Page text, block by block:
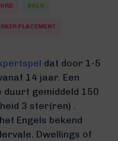
SOLO
PLACEMENT
dat door 1-5
14 jaar. Een
duurt gemiddeld 150
3 ster(ren) .
Engels bekend
Dwellings of